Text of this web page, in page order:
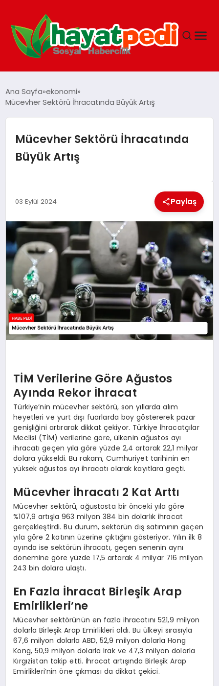
GUNCEL
SPOR & FITNESS
BESLENME
EĞITIM
EKONOMI
TEKNOLOJI
Ana Sayfa ekonomi
Mücevher Sektörü İhracatında Büyük Artış
Mücevher Sektörü İhracatında
Büyük Artış
03 Eylül 2024 Paylaş
TİM Verilerine Göre Ağustos
Ayında Rekor İhracat
Türkiye’nin mücevher sektörü, son yıllarda alım
heyetleri ve yurt dışı fuarlarda boy göstererek pazar
genişliğini artırarak dikkat çekiyor. Türkiye İhracatçılar
Meclisi (TİM) verilerine göre, ülkenin ağustos ayı
ihracatı geçen yıla göre yüzde 2,4 artarak 22,1 milyar
dolara yükseldi. Bu rakam, Cumhuriyet tarihinin en
yüksek ağustos ayı ihracatı olarak kayıtlara geçti.
Mücevher İhracatı 2 Kat Arttı
Mücevher sektörü, ağustosta bir önceki yıla göre
%107,9 artışla 963 milyon 384 bin dolarlık ihracat
gerçekleştirdi. Bu durum, sektörün dış satımının geçen
yıla göre 2 katının üzerine çıktığını gösteriyor. Yılın ilk 8
ayında ise sektörün ihracatı, geçen senenin aynı
dönemine göre yüzde 17,5 artarak 4 milyar 716 milyon
243 bin dolara ulaştı.
En Fazla İhracat Birleşik Arap
Emirlikleri’ne
Mücevher sektörünün en fazla ihracatını 521,9 milyon
dolarla Birleşik Arap Emirlikleri aldı. Bu ülkeyi sırasıyla
67,6 milyon dolarla ABD, 52,9 milyon dolarla Hong
Kong, 50,9 milyon dolarla Irak ve 47,3 milyon dolarla
Kırgızistan takip etti. İhracat artışında Birleşik Arap
Emirlikleri’nin öne çıkması da dikkat çekici.